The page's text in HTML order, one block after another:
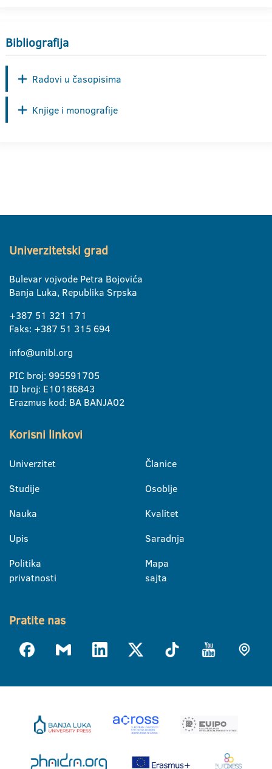
Bibliografija
Radovi u časopisima
Knjige i monografije
Univerzitetski grad
Bulevar vojvode Petra Bojovića
Banja Luka, Republika Srpska
+387 51 321 171
Faks: +387 51 315 694
info@unibl.org
PIC broj: 995591705
ID broj: E10186843
Erazmus kod: BA BANJA02
Korisni linkovi
Univerzitet
Studije
Nauka
Upis
Politika
privatnosti
Članice
Osoblje
Kvalitet
Saradnja
Mapa
sajta
Pratite nas